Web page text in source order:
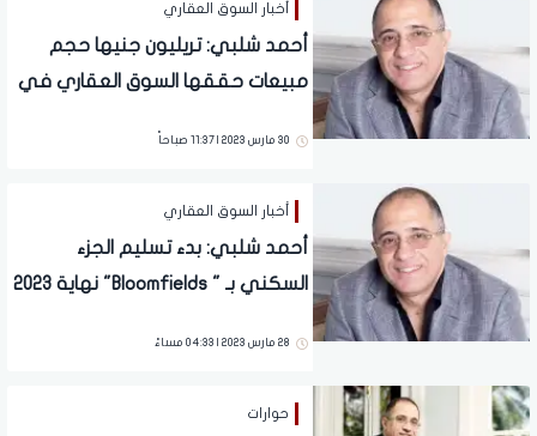
أخبار السوق العقاري
أحمد شلبي: تريليون جنيها حجم
مبيعات حققها السوق العقاري في
30 مارس 2023 | 11:37 صباحاً
أخبار السوق العقاري
أحمد شلبي: بدء تسليم الجزء
السكني بـ " Bloomfields" نهاية 2023
28 مارس 2023 | 04:33 مساءً
حوارات